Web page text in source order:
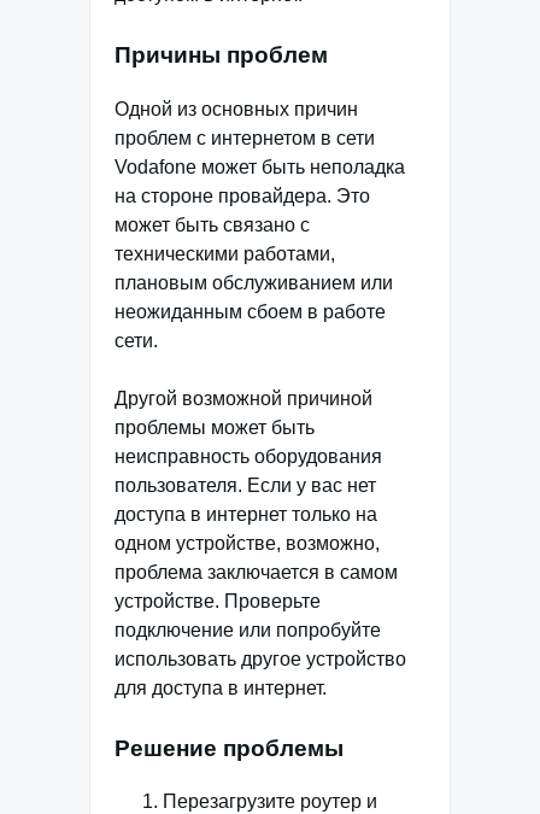
Причины проблем
Одной из основных причин
проблем с интернетом в сети
Vodafone может быть неполадка
на стороне провайдера. Это
может быть связано с
техническими работами,
плановым обслуживанием или
неожиданным сбоем в работе
сети.
Другой возможной причиной
проблемы может быть
неисправность оборудования
пользователя. Если у вас нет
доступа в интернет только на
одном устройстве, возможно,
проблема заключается в самом
устройстве. Проверьте
подключение или попробуйте
использовать другое устройство
для доступа в интернет.
Решение проблемы
Перезагрузите роутер и